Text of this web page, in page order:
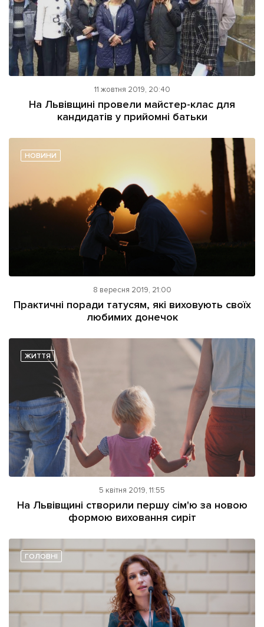
11 жовтня 2019, 20:40
На Львівщині провели майстер-клас для
кандидатів у прийомні батьки
НОВИНИ
8 вересня 2019, 21:00
Практичні поради татусям, які виховують своїх
любимих донечок
ЖИТТЯ
5 квітня 2019, 11:55
На Львівщині створили першу сім'ю за новою
формою виховання сиріт
ГОЛОВНІ